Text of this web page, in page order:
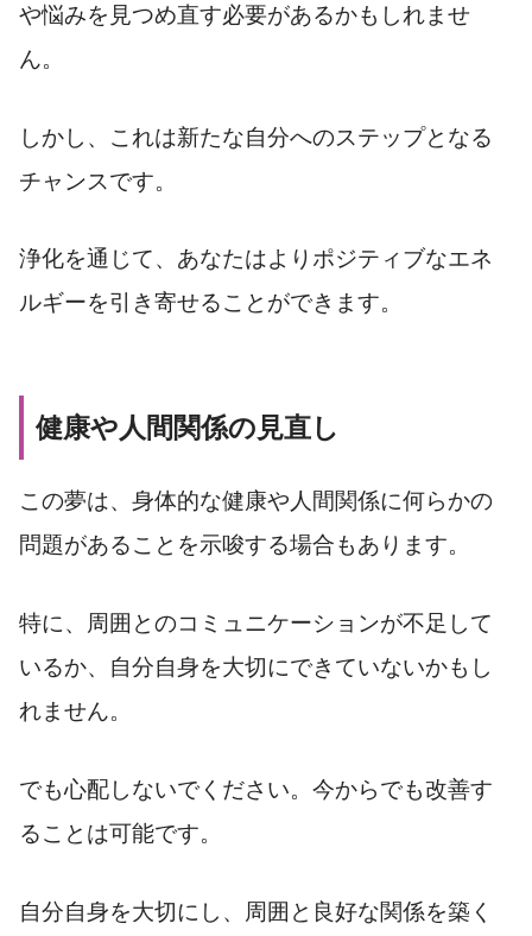
や悩みを見つめ直す必要があるかもしれませ
ん。
しかし、これは新たな自分へのステップとなる
チャンスです。
浄化を通じて、あなたはよりポジティブなエネ
ルギーを引き寄せることができます。
健康や人間関係の見直し
この夢は、身体的な健康や人間関係に何らかの
問題があることを示唆する場合もあります。
特に、周囲とのコミュニケーションが不足して
いるか、自分自身を大切にできていないかもし
れません。
でも心配しないでください。今からでも改善す
ることは可能です。
自分自身を大切にし、周囲と良好な関係を築く